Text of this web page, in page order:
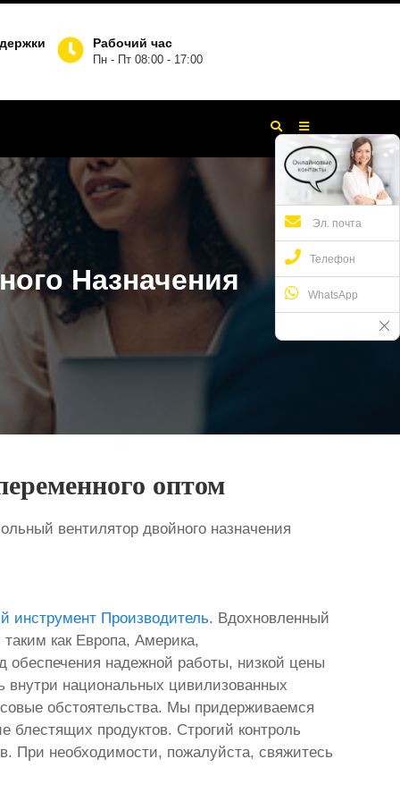
Рабочий час
Пн - Пт 08:00 - 17:00
Назначения
оптом
вентилятор двойного назначения
инструмент Производитель. Вдохновленный
как Европа, Америка,
обеспечения надежной работы, низкой цены
национальных цивилизованных
обстоятельства. Мы придерживаемся
продуктов. Строгий контроль
При необходимости, пожалуйста, свяжитесь
Эл. почта
Телефон
WhatsApp